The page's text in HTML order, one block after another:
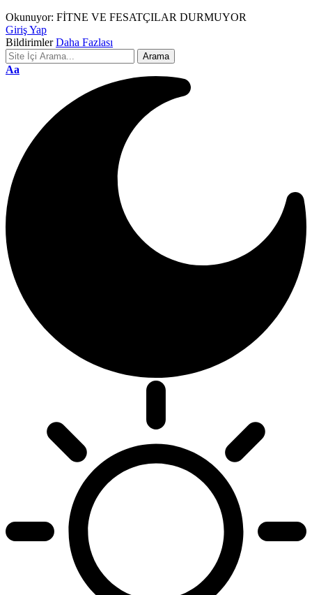
Okunuyor: FİTNE VE FESATÇILAR DURMUYOR
Giriş Yap
Bildirimler Daha Fazlası
Font
Aa